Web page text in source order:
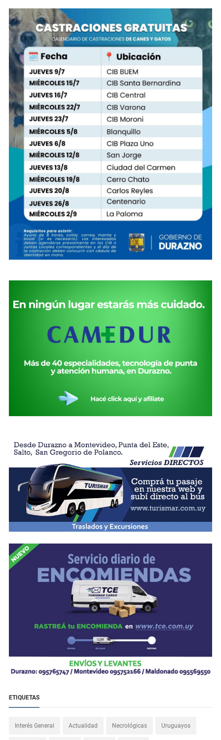
ETIQUETAS
Interés General Actualidad Necrológicas Uruguayos